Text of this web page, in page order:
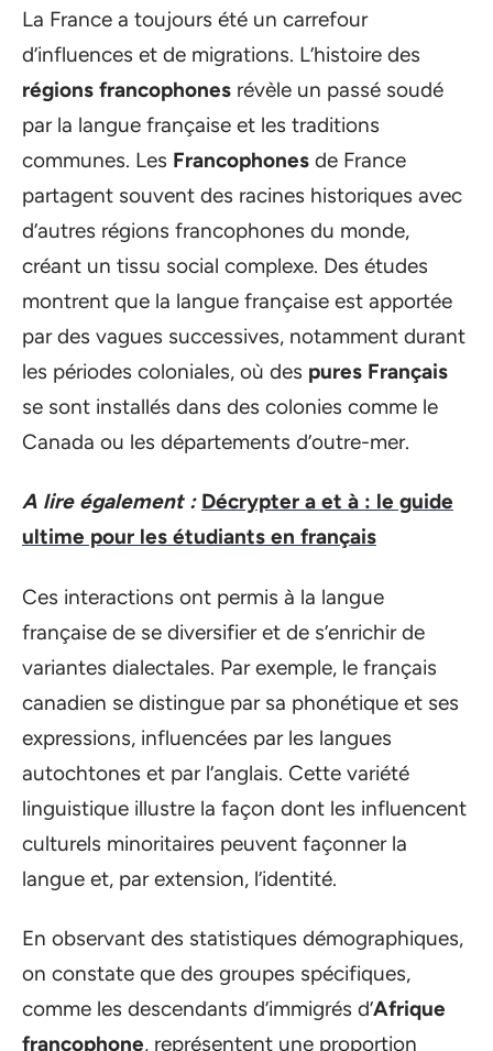
La France a toujours été un carrefour
d’influences et de migrations. L’histoire des
régions francophones révèle un passé soudé
par la langue française et les traditions
communes. Les Francophones de France
partagent souvent des racines historiques avec
d’autres régions francophones du monde,
créant un tissu social complexe. Des études
montrent que la langue française est apportée
par des vagues successives, notamment durant
les périodes coloniales, où des pures Français
se sont installés dans des colonies comme le
Canada ou les départements d’outre-mer.
A lire également : Décrypter a et à : le guide
ultime pour les étudiants en français
Ces interactions ont permis à la langue
française de se diversifier et de s’enrichir de
variantes dialectales. Par exemple, le français
canadien se distingue par sa phonétique et ses
expressions, influencées par les langues
autochtones et par l’anglais. Cette variété
linguistique illustre la façon dont les influencent
culturels minoritaires peuvent façonner la
langue et, par extension, l’identité.
En observant des statistiques démographiques,
on constate que des groupes spécifiques,
comme les descendants d’immigrés d’Afrique
francophone, représentent une proportion